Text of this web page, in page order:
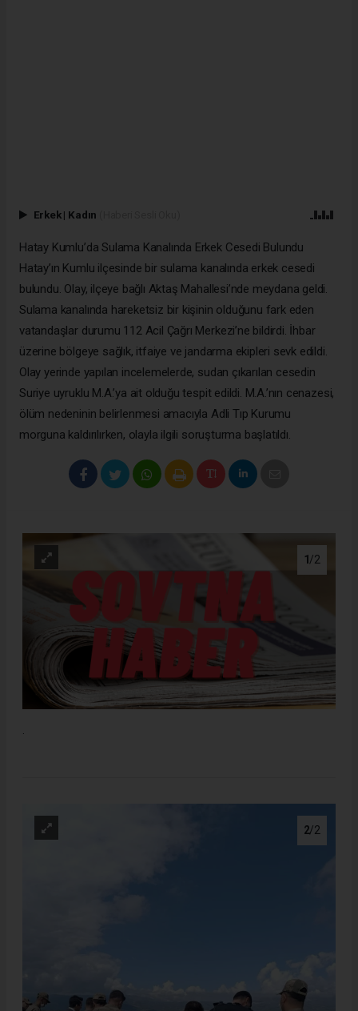
Erkek | Kadın
Hatay Kumlu’da Sulama Kanalında Erkek Cesedi Bulundu
Hatay’ın Kumlu ilçesinde bir sulama kanalında erkek cesedi
bulundu. Olay, ilçeye bağlı Aktaş Mahallesi’nde meydana geldi.
Sulama kanalında hareketsiz bir kişinin olduğunu fark eden
vatandaşlar durumu 112 Acil Çağrı Merkezi’ne bildirdi. İhbar
üzerine bölgeye sağlık, itfaiye ve jandarma ekipleri sevk edildi.
Olay yerinde yapılan incelemelerde, sudan çıkarılan cesedin
Suriye uyruklu M.A.’ya ait olduğu tespit edildi. M.A.’nın cenazesi,
ölüm nedeninin belirlenmesi amacıyla Adli Tıp Kurumu
morguna kaldırılırken, olayla ilgili soruşturma başlatıldı.
1 /2
.
2/2